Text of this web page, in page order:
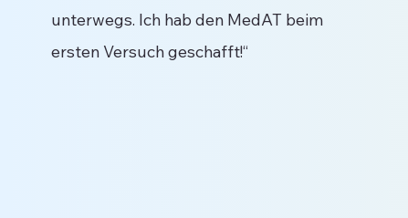
unterwegs. Ich hab den MedAT beim
ersten Versuch geschafft!“